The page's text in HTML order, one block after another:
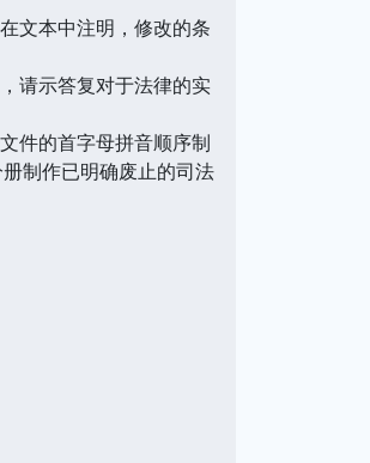
文本中注明，修改的条
请示答复对于法律的实
件的首字母拼音顺序制
制作已明确废止的司法